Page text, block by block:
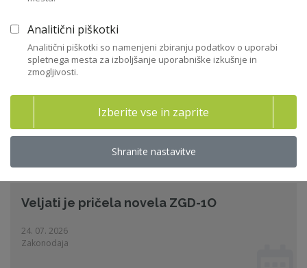
03. 08. 2026
Priporočilo ZNS - Lobiranje s strani članov
nadzornih svetov gospodars
04. 08. 2026
Stroka, Zakonodaja
Veljati je pričela novela ZGD-1O
24. 07. 2026
Zakonodaja
Analitični piškotki
Analitični piškotki so namenjeni zbiranju podatkov o uporabi
spletnega mesta za izboljšanje uporabniške izkušnje in
zmogljivosti.
Izberite vse in zaprite
Shranite nastavitve